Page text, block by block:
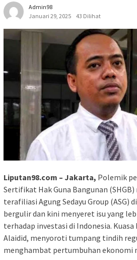
Admin98
Januari 29, 2025
43 Dilihat
Liputan98.com – Jakarta, Polemik
Sertifikat Hak Guna Bangunan
terafiliasi Agung Sedayu Group (ASG)
bergulir dan kini menyeret isu yang
terhadap investasi di Indonesia. Kuasa
Alaidid, menyoroti tumpang tindih
menghambat pertumbuhan ekonomi